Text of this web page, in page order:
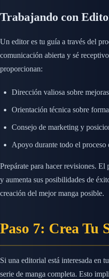
Trabajando con
Un editor es tu guía a través del
comunicación abierta y sé
proporcionan:
Dirección valiosa sobre
Orientación técnica sobre
Consejo de marketing y
Apoyo durante todo el proceso
Prepárate para hacer revisiones.
y aumenta sus posibilidades de
creación del mejor manga posible.
Paso 7: Crea Tu
Si una editorial está interesada en
serie de manga completa. Esto